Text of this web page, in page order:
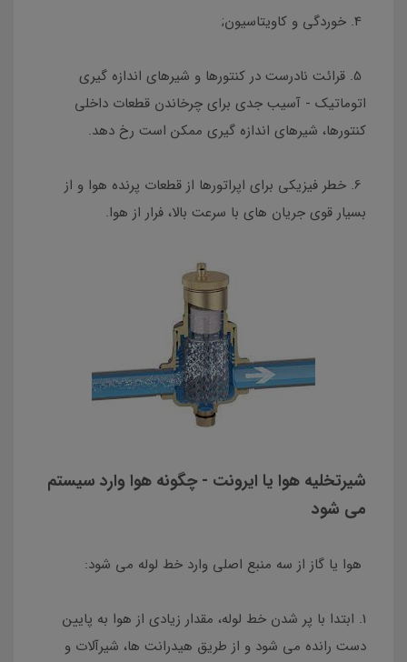
5. قرائت نادرست در کنتورها و شیرهای اندازه گیری
اتوماتیک - آسیب جدی برای چرخاندن قطعات داخلی
کنتورها، شیرهای اندازه گیری ممکن است رخ دهد.
6. خطر فیزیکی برای اپراتورها از قطعات پرنده هوا و از
بسیار قوی جریان های با سرعت بالا، فرار از هوا.
شیرتخلیه هوا یا ایرونت - چگونه هوا وارد سیستم
می شود
هوا یا گاز از سه منبع اصلی وارد خط لوله می شود:
1. ابتدا با پر شدن خط لوله، مقدار زیادی از هوا به پایین
دست رانده می شود و از طریق هیدرانت ها، شیرآلات و